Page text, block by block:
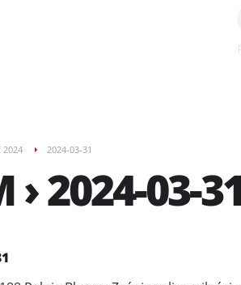
2024 2024-03-31
› 2024-03-31